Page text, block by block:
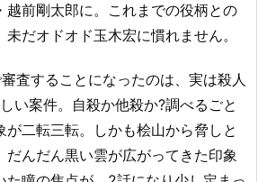
越前剛太郎に。これまでの役柄との
だオドオド玉木宏に慣れません。
査することになったのは、実は殺人
い案件。自殺か他殺か?調べるごと
が二転三転。しかも桧山から脅しと
だんだん黒い雲が広がってきた印象